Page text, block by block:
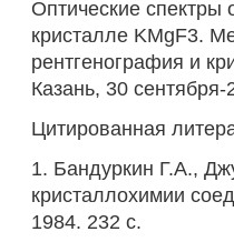
Оптические спектры
кристалле KMgF3.
рентгенография и
Казань, 30
Цитированная
1. Бандуркин Г.А.,
кристаллохимии
1984. 232 с.